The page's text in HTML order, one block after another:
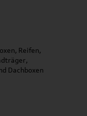
Reifen,
Dachboxen